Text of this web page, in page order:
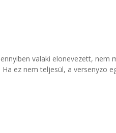
valaki elonevezett, nem
ez nem teljesül, a versenyzo